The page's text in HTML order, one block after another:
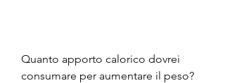
Quanto apporto calorico dovrei
consumare per aumentare il peso?